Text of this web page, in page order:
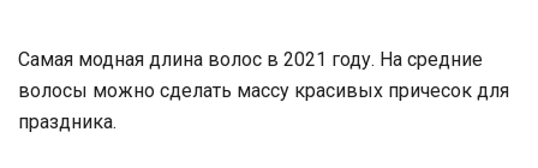
Самая модная длина волос в 2021 году. На средние
волосы можно сделать массу красивых причесок для
праздника.